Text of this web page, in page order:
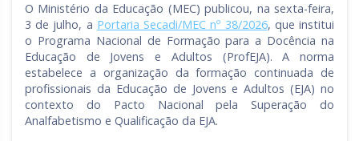
O Ministério da Educação (MEC) publicou, na sexta-feira,
3 de julho, a Portaria Secadi/MEC nº 38/2026, que institui
o Programa Nacional de Formação para a Docência na
Educação de Jovens e Adultos (ProfEJA). A norma
estabelece a organização da formação continuada de
profissionais da Educação de Jovens e Adultos (EJA) no
contexto do Pacto Nacional pela Superação do
Analfabetismo e Qualificação da EJA.